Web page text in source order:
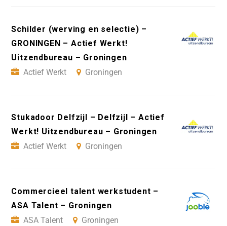
Schilder (werving en selectie) –
GRONINGEN – Actief Werkt!
Uitzendbureau – Groningen
Actief Werkt
Groningen
Stukadoor Delfzijl – Delfzijl – Actief
Werkt! Uitzendbureau – Groningen
Actief Werkt
Groningen
Commercieel talent werkstudent –
ASA Talent – Groningen
ASA Talent
Groningen